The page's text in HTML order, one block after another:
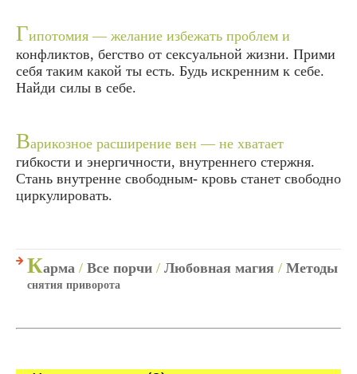
Гипотомия — желание избежать проблем и
конфликтов, бегство от сексуальной жизни. Прими
себя таким какой ты есть. Будь искренним к себе.
Найди силы в себе.
Варикозное расширение вен — не хватает
гибкости и энергичности, внутреннего стержня.
Стань внутренне свободным- кровь станет свободно
циркулировать.
Карма / Все порчи / Любовная магия / Методы
снятия приворота